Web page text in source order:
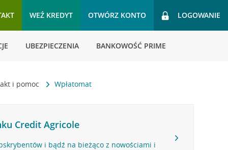
WEŹ KREDYT OTWÓRZ KONTO LOGOWANIE
UBEZPIECZENIA BANKOWOŚĆ PRIME
i pomoc Wpłatomat
Credit Agricole
i bądź na bieżąco z nowościami i